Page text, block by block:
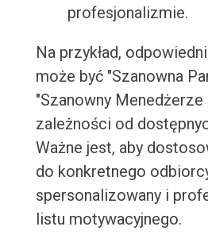
profesjonalizmie.
Na przykład,
może być "Szanowna
"Szanowny
zależności od
Ważne jest, aby
do konkretnego
spersonalizowany i
listu motywacyjnego.